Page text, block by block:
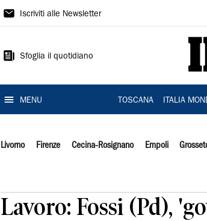
Il
Iscriviti alle Newsletter
Sfoglia il quotidiano
MENU TOSCANA ITALIA
Livorno Firenze Cecina-Rosignano Empoli
Lavoro: Fossi (Pd),